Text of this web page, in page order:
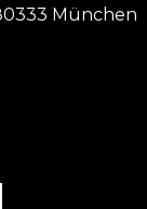
München